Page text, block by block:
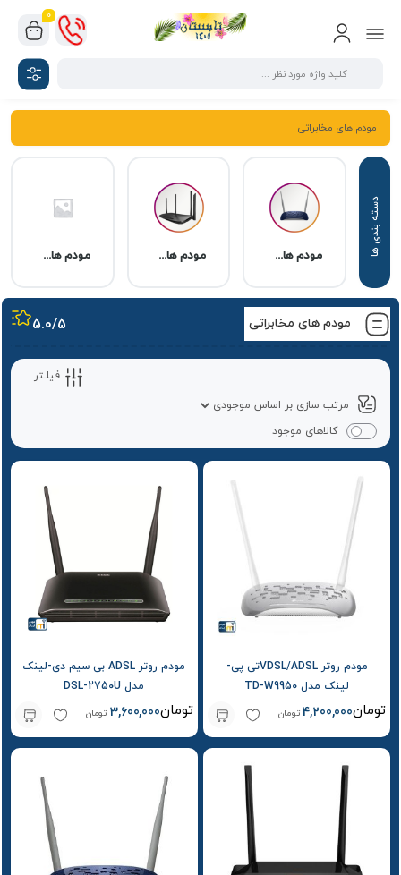
0
مودم های مخابراتی
مودم های ADSL مودم های VDSL مودم های فیبرنوری
مودم های مخابراتی 5.0/5
فیلـتر
کالاهای موجود
مودم روتر VDSL/ADSLتی پی-
لینک مدل TD-W9950
4,200,000 تومان تومان
مودم روتر ADSL بی سیم دی-لینک
مدل DSL-2750U
3,600,000 تومان تومان